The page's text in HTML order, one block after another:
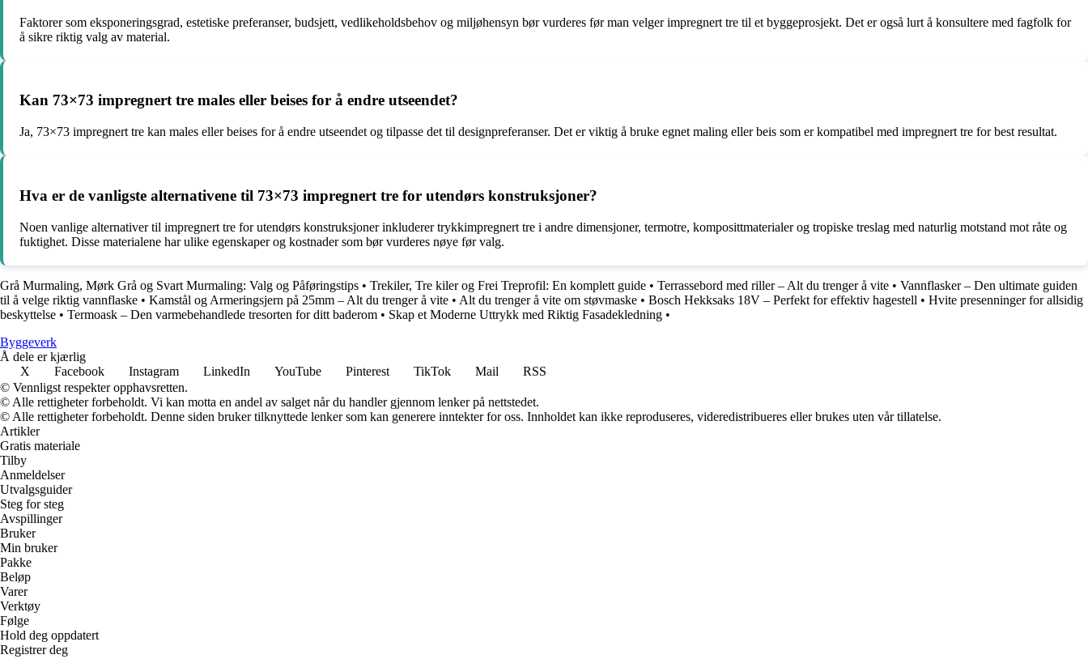
Faktorer som eksponeringsgrad, estetiske preferanser, budsjett, vedlikeholdsbehov og miljøhensyn bør vurderes før man velger impregnert tre til et byggeprosjekt. Det er også lurt å konsultere med fagfolk for
å sikre riktig valg av material.
Kan 73×73 impregnert tre males eller beises for å endre utseendet?
Ja, 73×73 impregnert tre kan males eller beises for å endre utseendet og tilpasse det til designpreferanser. Det er viktig å bruke egnet maling eller beis som er kompatibel med impregnert tre for best resultat.
Hva er de vanligste alternativene til 73×73 impregnert tre for utendørs konstruksjoner?
Noen vanlige alternativer til impregnert tre for utendørs konstruksjoner inkluderer trykkimpregnert tre i andre dimensjoner, termotre, komposittmaterialer og tropiske treslag med naturlig motstand mot råte og
fuktighet. Disse materialene har ulike egenskaper og kostnader som bør vurderes nøye før valg.
Grå Murmaling, Mørk Grå og Svart Murmaling: Valg og Påføringstips • Trekiler, Tre kiler og Frei Treprofil: En komplett guide • Terrassebord med riller – Alt du trenger å vite • Vannflasker – Den ultimate guiden
til å velge riktig vannflaske • Kamstål og Armeringsjern på 25mm – Alt du trenger å vite • Alt du trenger å vite om støvmaske • Bosch Hekksaks 18V – Perfekt for effektiv hagestell • Hvite presenninger for allsidig
beskyttelse • Termoask – Den varmebehandlede tresorten for ditt baderom • Skap et Moderne Uttrykk med Riktig Fasadekledning •
Byggeverk
Å dele er kjærlig
X
Facebook Instagram LinkedIn YouTube Pinterest TikTok Mail
RSS
© Vennligst respekter opphavsretten.
© Alle rettigheter forbeholdt. Vi kan motta en andel av salget når du handler gjennom lenker på nettstedet.
© Alle rettigheter forbeholdt. Denne siden bruker tilknyttede lenker som kan generere inntekter for oss. Innholdet kan ikke reproduseres, videredistribueres eller brukes uten vår tillatelse.
Artikler
Gratis materiale
Tilby
Anmeldelser
Utvalgsguider
Steg for steg
Avspillinger
Bruker
Min bruker
Pakke
Beløp
Varer
Verktøy
Følge
Hold deg oppdatert
Registrer deg